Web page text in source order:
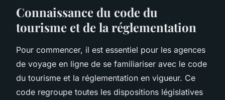
Connaissance du code du
tourisme et de la réglementation
Pour commencer, il est essentiel pour les agences
de voyage en ligne de se familiariser avec le code
du tourisme et la réglementation en vigueur. Ce
code regroupe toutes les dispositions législatives